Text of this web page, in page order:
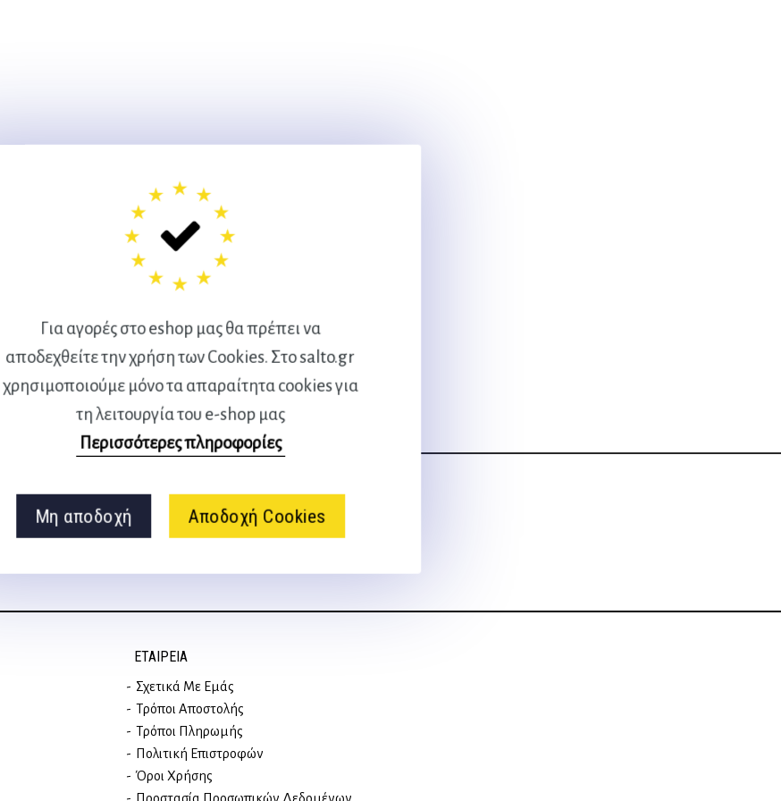
Για αγορές στο eshop μας θα πρέπει να
αποδεχθείτε την χρήση των Cookies. Στο salto.gr
χρησιμοποιούμε μόνο τα απαραίτητα cookies για
τη λειτουργία του e-shop μας
Περισσότερες πληροφορίες
Μη αποδοχή Αποδοχή Cookies
Ακολουθήστε μας
ΕΤΑΙΡΕΊΑ
Σχετικά Με Εμάς
Τρόποι Αποστολής
Τρόποι Πληρωμής
Πολιτική Επιστροφών
Όροι Χρήσης
Προστασία Προσωπικών Δεδομένων